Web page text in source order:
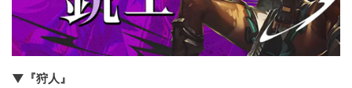
▼『狩人』